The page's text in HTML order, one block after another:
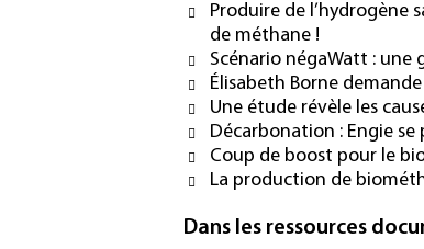
Produire de l’hydrogène
de méthane !
Scénario négaWatt :
Élisabeth Borne
Une étude révèle les
Décarbonation : Engie
Coup de boost pour le
La production de
Dans les ressources